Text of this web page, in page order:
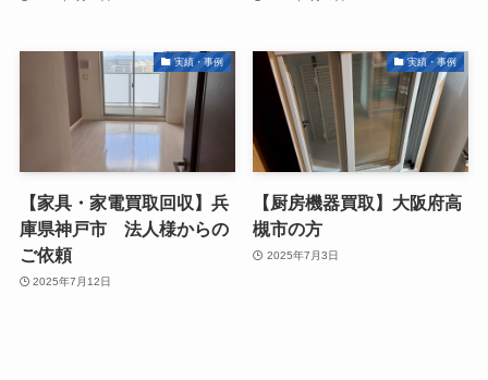
実績・事例
【家具・家電買取回収】兵
庫県神戸市 法人様からの
ご依頼
2025年7月12日
実績・事例
【厨房機器買取】大阪府高
槻市の方
2025年7月3日